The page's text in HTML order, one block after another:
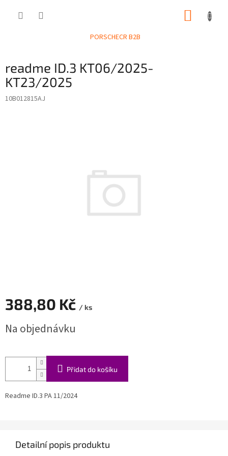
PORSCHECR B2B
readme ID.3 KT06/2025-
KT23/2025
10B012815AJ
388,80 Kč / ks
cena:
Na objednávku
Přidat do košíku
Readme ID.3 PA 11/2024
Detailní popis produktu